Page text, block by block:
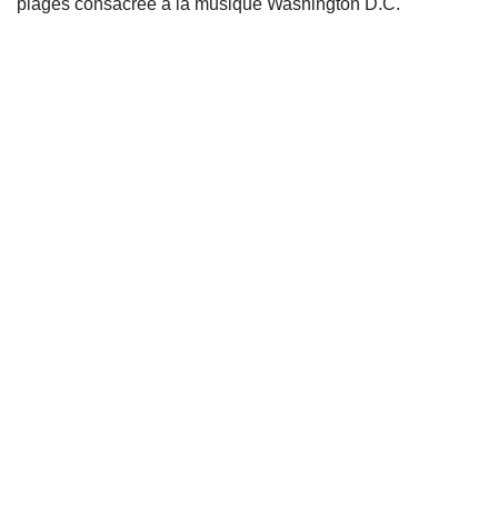
plages consacrée à la musique Washington D.C.